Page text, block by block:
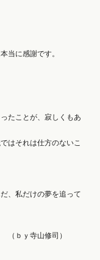
当に感謝です。
たことが、寂しくもあ
はそれは仕方のないこ
、私だけの夢を追って
（ｂｙ寺山修司）